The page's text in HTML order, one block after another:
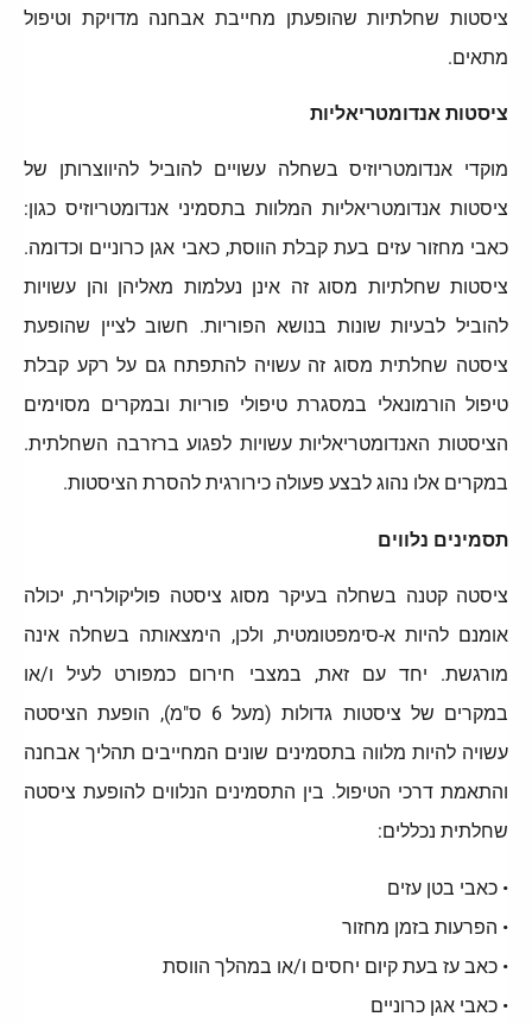
ציסטות שחלתיות שהופעתן מחייבת אבחנה מדויקת וטיפול
מתאים.
ציסטות אנדומטריאליות
מוקדי אנדומטריוזיס בשחלה עשויים להוביל להיווצרותן של
ציסטות אנדומטריאליות המלוות בתסמיני אנדומטריוזיס כגון:
כאבי מחזור עזים בעת קבלת הווסת, כאבי אגן כרוניים וכדומה.
ציסטות שחלתיות מסוג זה אינן נעלמות מאליהן והן עשויות
להוביל לבעיות שונות בנושא הפוריות. חשוב לציין שהופעת
ציסטה שחלתית מסוג זה עשויה להתפתח גם על רקע קבלת
טיפול הורמונאלי במסגרת טיפולי פוריות ובמקרים מסוימים
הציסטות האנדומטריאליות עשויות לפגוע ברזרבה השחלתית.
במקרים אלו נהוג לבצע פעולה כירורגית להסרת הציסטות.
תסמינים נלווים
ציסטה קטנה בשחלה בעיקר מסוג ציסטה פוליקולרית, יכולה
אומנם להיות א-סימפטומטית, ולכן, הימצאותה בשחלה אינה
מורגשת. יחד עם זאת, במצבי חירום כמפורט לעיל ו/או
במקרים של ציסטות גדולות (מעל 6 ס"מ), הופעת הציסטה
עשויה להיות מלווה בתסמינים שונים המחייבים תהליך אבחנה
והתאמת דרכי הטיפול. בין התסמינים הנלווים להופעת ציסטה
שחלתית נכללים:
• כאבי בטן עזים
• הפרעות בזמן מחזור
• כאב עז בעת קיום יחסים ו/או במהלך הווסת
• כאבי אגן כרוניים